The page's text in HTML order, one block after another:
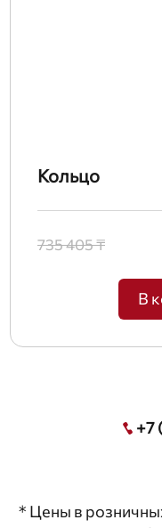
Кольцо
735 405 ₸
В
+7
* Цены в